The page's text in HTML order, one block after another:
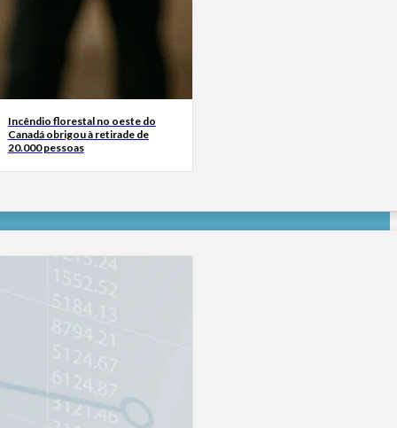
Incêndio florestal no oeste do
Canadá obrigou à retirade de
20.000 pessoas